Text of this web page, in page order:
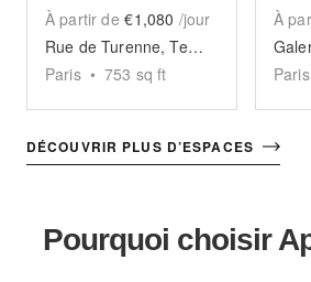
À partir de €1,080 /jour
Rue de Turenne, Temple - The Elegant Store
Paris • 753 sq ft
À
Paris
DÉCOUVRIR PLUS D’ESPACES
Pourquoi choisir